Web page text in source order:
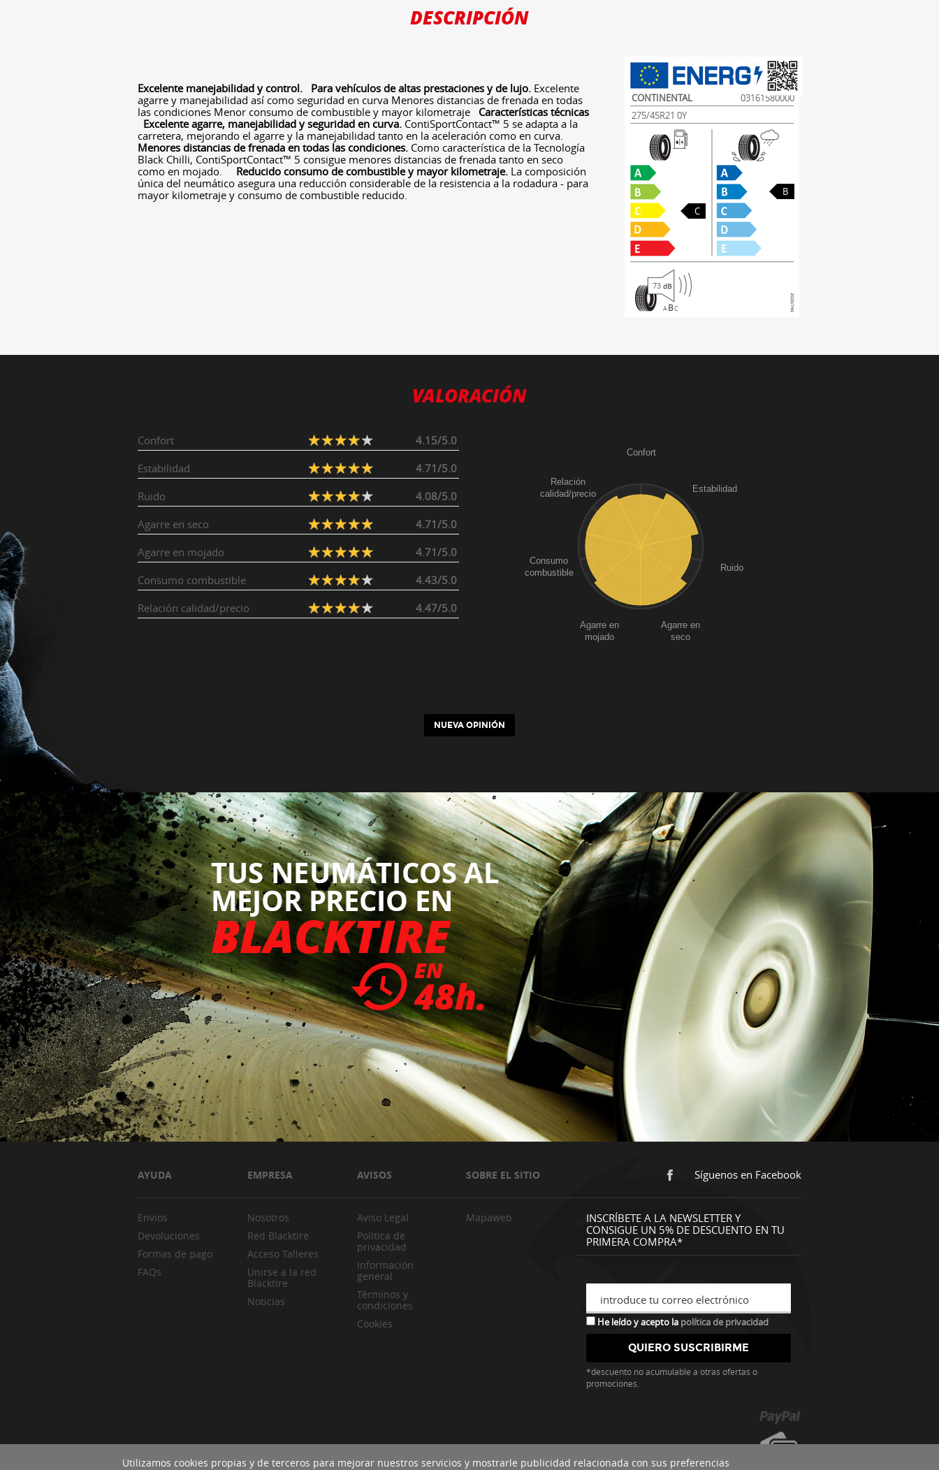
DESCRIPCIÓN
Excelente manejabilidad y control. Para vehículos de altas prestaciones y de lujo. Excelente
agarre y manejabilidad así como seguridad en curva Menores distancias de frenada en todas
las condiciones Menor consumo de combustible y mayor kilometraje Características técnicas
Excelente agarre, manejabilidad y seguridad en curva. ContiSportContact™ 5 se adapta a la
carretera, mejorando el agarre y la manejabilidad tanto en la aceleración como en curva.
Menores distancias de frenada en todas las condiciones. Como característica de la Tecnología
Black Chilli, ContiSportContact™ 5 consigue menores distancias de frenada tanto en seco
como en mojado. Reducido consumo de combustible y mayor kilometraje. La composición
única del neumático asegura una reducción considerable de la resistencia a la rodadura - para
mayor kilometraje y consumo de combustible reducido.
CONTINENTAL
03161580000
275/45R21 0Y
C
B
73
ABC
VALORACIÓN
Confort
4.15/5.0
Estabilidad
4.71/5.0
Ruido
4.08/5.0
Agarre en seco
4.71/5.0
Agarre en mojado
4.71/5.0
Consumo combustible
4.43/5.0
Relación calidad/precio
4.47/5.0
Confort
Estabilidad
Ruido
Agarre en
seco
Agarre en
mojado
Consumo
combustible
Relación
calidad/precio
NUEVA OPINIÓN
AYUDA EMPRESA AVISOS SOBRE EL SITIO Síguenos en Facebook
Envios
Devoluciones
Formas de pago
FAQs
Nosotros
Red Blacktire
Acceso Talleres
Unirse a la red
Blacktire
Noticias
Aviso Legal
Política de
privacidad
Información
general
Términos y
condiciones
Cookies
Mapaweb
INSCRÍBETE A LA NEWSLETTER Y
CONSIGUE UN 5% DE DESCUENTO EN TU
PRIMERA COMPRA*
introduce tu correo electrónico
He leído y acepto la política de privacidad
*descuento no acumulable a otras ofertas o
promociones.
Utilizamos cookies propias y de terceros para mejorar nuestros servicios y mostrarle publicidad relacionada con sus preferencias